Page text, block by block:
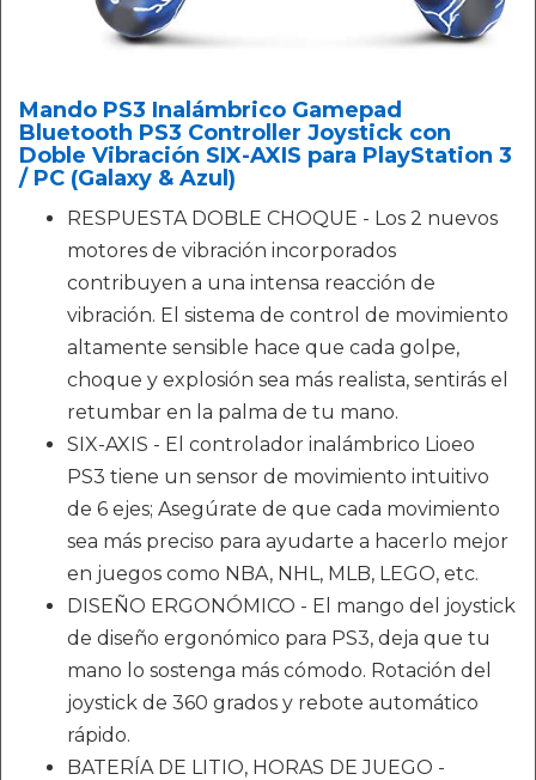
Mando PS3 Inalámbrico Gamepad
Bluetooth PS3 Controller Joystick con
Doble Vibración SIX-AXIS para PlayStation 3
/ PC (Galaxy & Azul)
RESPUESTA DOBLE CHOQUE - Los 2 nuevos
motores de vibración incorporados
contribuyen a una intensa reacción de
vibración. El sistema de control de movimiento
altamente sensible hace que cada golpe,
choque y explosión sea más realista, sentirás el
retumbar en la palma de tu mano.
SIX-AXIS - El controlador inalámbrico Lioeo
PS3 tiene un sensor de movimiento intuitivo
de 6 ejes; Asegúrate de que cada movimiento
sea más preciso para ayudarte a hacerlo mejor
en juegos como NBA, NHL, MLB, LEGO, etc.
DISEÑO ERGONÓMICO - El mango del joystick
de diseño ergonómico para PS3, deja que tu
mano lo sostenga más cómodo. Rotación del
joystick de 360 ​​grados y rebote automático
rápido.
BATERÍA DE LITIO, HORAS DE JUEGO -